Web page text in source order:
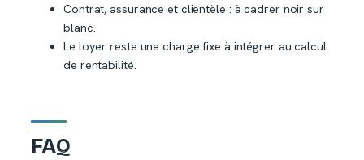
Contrat, assurance et clientèle : à cadrer noir sur
blanc.
Le loyer reste une charge fixe à intégrer au calcul
de rentabilité.
FAQ